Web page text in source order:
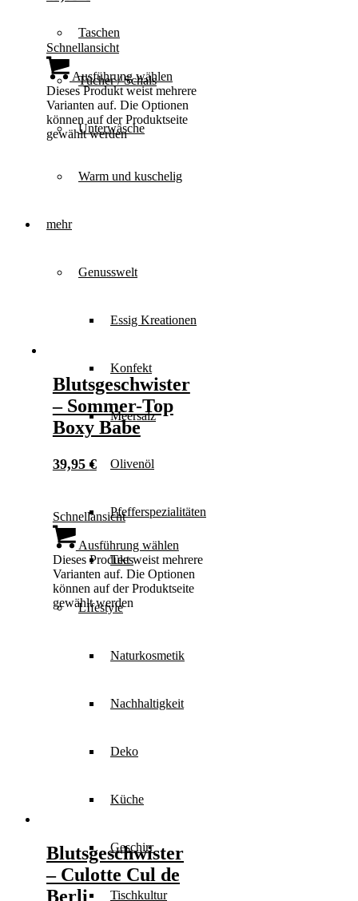
Taschen
Tücher / Schals
Unterwäsche
Warm und kuschelig
mehr
Genusswelt
Essig Kreationen
Konfekt
Meersalz
Olivenöl
Pfefferspezialitäten
Tees
LIfestyle
Naturkosmetik
Nachhaltigkeit
Deko
Küche
Geschirr
Tischkultur
Schnellansicht
Ausführung wählen
Dieses Produkt weist mehrere
Varianten auf. Die Optionen
können auf der Produktseite
gewählt werden
Blutsgeschwister
– Sommer-Top
Boxy Babe
39,95 €
Schnellansicht
Ausführung wählen
Dieses Produkt weist mehrere
Varianten auf. Die Optionen
können auf der Produktseite
gewählt werden
Blutsgeschwister
– Culotte Cul de
Berli